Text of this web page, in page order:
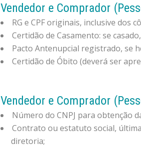
Vendedor e Comprador
RG e CPF originais, inclusive dos
Certidão de Casamento: se
Pacto Antenupcial registrado, se
Certidão de Óbito (deverá ser
Vendedor e Comprador
Número do CNPJ para obtenção
Contrato ou estatuto social,
diretoria;